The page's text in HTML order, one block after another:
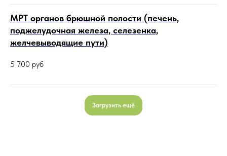
МРТ органов брюшной полости (печень,
поджелудочная железа, селезенка,
желчевыводящие пути)
5 700 руб
Загрузить ещё